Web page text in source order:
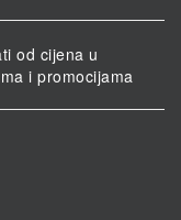
od cijena u
i promocijama